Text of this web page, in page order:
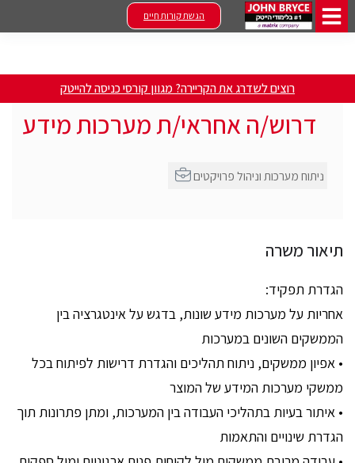
הגשת קורות חיים
רוצים לשדרג את הקריירה? מגוון קורסי כניסה להייטק
דרוש/ה אחראי/ת מערכות מידע
תיאור משרה
הגדרת תפקיד:
אחריות על מערכות מידע שונות, בדגש על אינטגרציה בין
הממשקים השונים במערכות
• אפיון ממשקים, ניתוח תהליכים והגדרת דרישות לפיתוח בכל
ממשקי מערכות המידע של המוצר
• איתור בעיות בתהליכי העבודה בין המערכות, ומתן פתרונות תוך
הגדרת שינויים והתאמות